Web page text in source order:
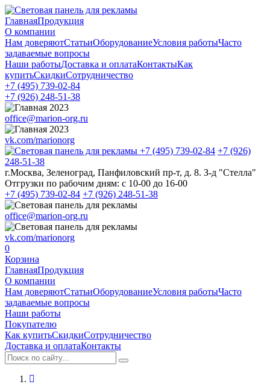
ГлавнаяПродукция
О компании
Нам доверяютСтатьиОборудованиеУсловия работыЧасто
задаваемые вопросы
Наши работыДоставка и оплатаКонтактыКак
купитьСкидкиСотрудничество
+7 (495) 739-02-84
+7 (926) 248-51-38
office@marion-org.ru
vk.com/marionorg
+7 (495) 739-02-84 +7 (926)
248-51-38
г.Москва, Зеленоград, Панфиловский пр-т, д. 8. З-д "Стелла"
Отгрузки по рабочим дням: с 10-00 до 16-00
+7 (495) 739-02-84 +7 (926) 248-51-38
office@marion-org.ru
vk.com/marionorg
0
Корзина
ГлавнаяПродукция
О компании
Нам доверяютСтатьиОборудованиеУсловия работыЧасто
задаваемые вопросы
Наши работы
Покупателю
Как купитьСкидкиСотрудничество
Доставка и оплатаКонтакты